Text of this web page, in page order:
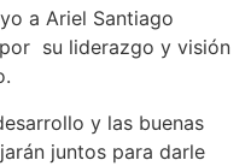
a Ariel Santiago
su liderazgo y visión
y las buenas
juntos para darle